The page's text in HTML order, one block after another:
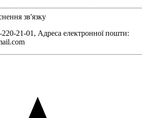
зв'язку
21-01, Адреса електронної пошти: